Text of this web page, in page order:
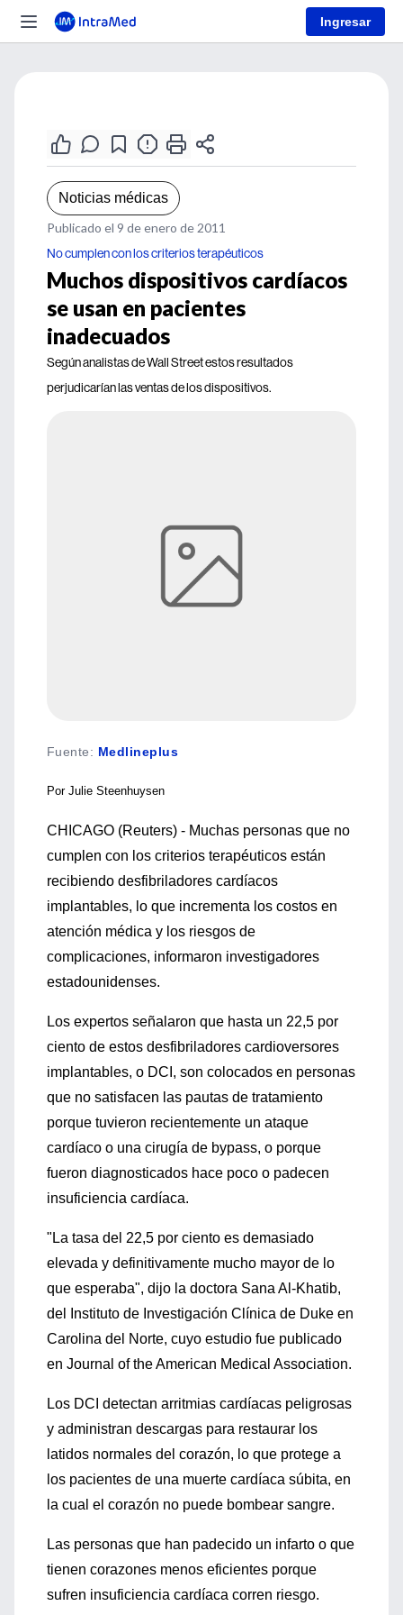
Ingresar
Noticias médicas
Publicado el 9 de enero de 2011
No cumplen con los criterios terapéuticos
Muchos dispositivos cardíacos
se usan en pacientes
inadecuados
Según analistas de Wall Street estos resultados
perjudicarían las ventas de los dispositivos.
Fuente: Medlineplus
Por Julie Steenhuysen
CHICAGO (Reuters) - Muchas personas que no
cumplen con los criterios terapéuticos están
recibiendo desfibriladores cardíacos
implantables, lo que incrementa los costos en
atención médica y los riesgos de
complicaciones, informaron investigadores
estadounidenses.
Los expertos señalaron que hasta un 22,5 por
ciento de estos desfibriladores cardioversores
implantables, o DCI, son colocados en personas
que no satisfacen las pautas de tratamiento
porque tuvieron recientemente un ataque
cardíaco o una cirugía de bypass, o porque
fueron diagnosticados hace poco o padecen
insuficiencia cardíaca.
"La tasa del 22,5 por ciento es demasiado
elevada y definitivamente mucho mayor de lo
que esperaba", dijo la doctora Sana Al-Khatib,
del Instituto de Investigación Clínica de Duke en
Carolina del Norte, cuyo estudio fue publicado
en Journal of the American Medical Association.
Los DCI detectan arritmias cardíacas peligrosas
y administran descargas para restaurar los
latidos normales del corazón, lo que protege a
los pacientes de una muerte cardíaca súbita, en
la cual el corazón no puede bombear sangre.
Las personas que han padecido un infarto o que
tienen corazones menos eficientes porque
sufren insuficiencia cardíaca corren riesgo.